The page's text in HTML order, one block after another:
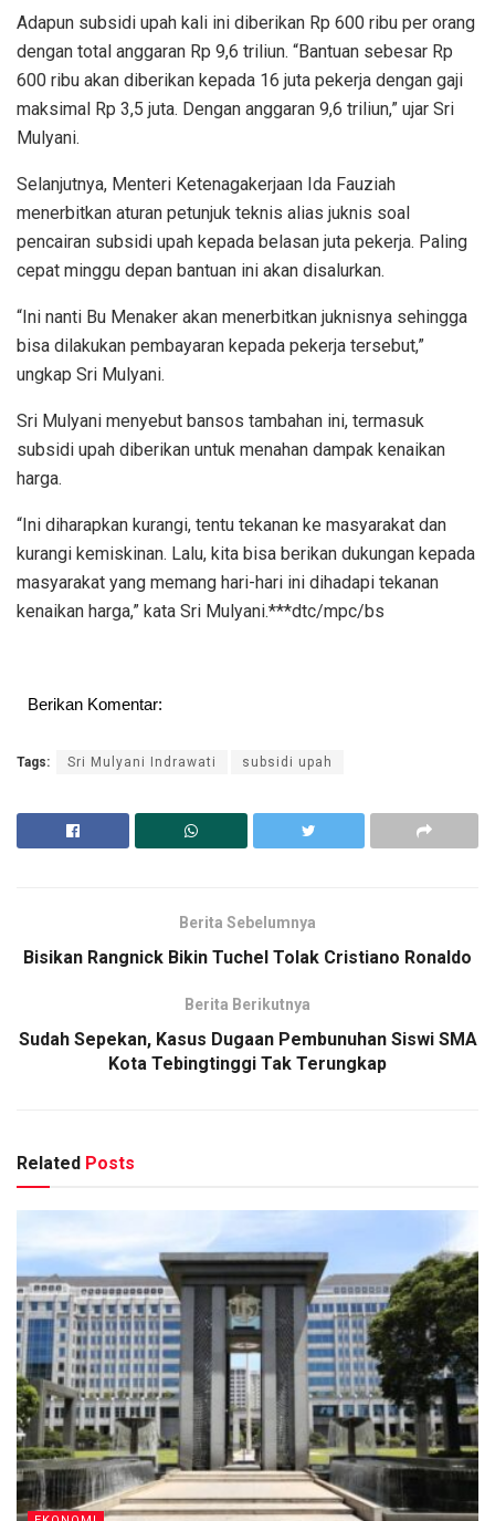
Adapun subsidi upah kali ini diberikan Rp 600 ribu per orang
dengan total anggaran Rp 9,6 triliun. “Bantuan sebesar Rp
600 ribu akan diberikan kepada 16 juta pekerja dengan gaji
maksimal Rp 3,5 juta. Dengan anggaran 9,6 triliun,” ujar Sri
Mulyani.
Selanjutnya, Menteri Ketenagakerjaan Ida Fauziah
menerbitkan aturan petunjuk teknis alias juknis soal
pencairan subsidi upah kepada belasan juta pekerja. Paling
cepat minggu depan bantuan ini akan disalurkan.
“Ini nanti Bu Menaker akan menerbitkan juknisnya sehingga
bisa dilakukan pembayaran kepada pekerja tersebut,”
ungkap Sri Mulyani.
Sri Mulyani menyebut bansos tambahan ini, termasuk
subsidi upah diberikan untuk menahan dampak kenaikan
harga.
“Ini diharapkan kurangi, tentu tekanan ke masyarakat dan
kurangi kemiskinan. Lalu, kita bisa berikan dukungan kepada
masyarakat yang memang hari-hari ini dihadapi tekanan
kenaikan harga,” kata Sri Mulyani.***dtc/mpc/bs
Berikan Komentar:
Tags: Sri Mulyani Indrawati subsidi upah
Berita Sebelumnya
Bisikan Rangnick Bikin Tuchel Tolak Cristiano Ronaldo
Berita Berikutnya
Sudah Sepekan, Kasus Dugaan Pembunuhan Siswi SMA
Kota Tebingtinggi Tak Terungkap
Related Posts